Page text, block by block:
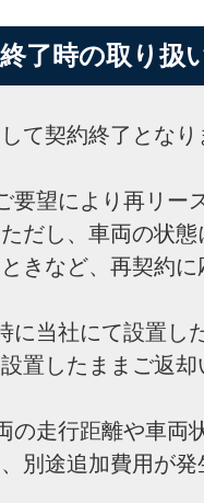
了時の取り扱
て契約終了とな
要望により再リー
だし、車両の状
きなど、再契約
に当社にて設置し
置したままご返却
の走行距離や車両
別途追加費用が